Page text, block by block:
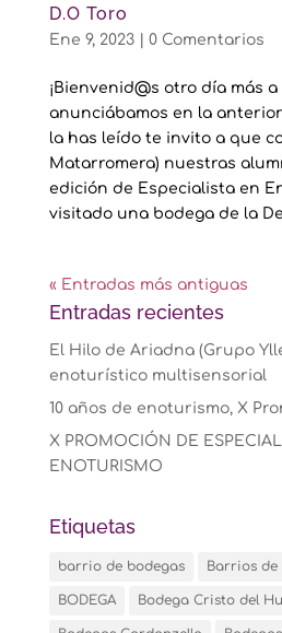
D.O Toro
Ene 9, 2023| 0 Comentarios
¡Bienvenid@s otro día más
anunciábamos en la
la has leído te invito a que
Matarromera) nuestras
edición de Especialista en
visitado una bodega de la
« Entradas más antiguas
Entradas recientes
El Hilo de Ariadna (Grupo
enoturístico multisensorial
10 años de enoturismo, X
X PROMOCIÓN DE
ENOTURISMO
Etiquetas
barrio de bodegas Barrios de
BODEGA Bodega Cristo del